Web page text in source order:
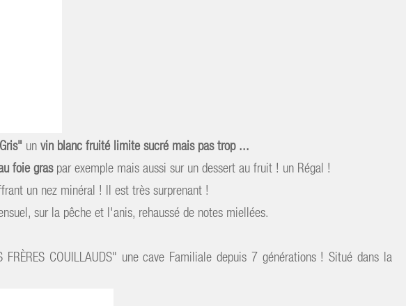
un vin blanc fruité limite sucré mais pas trop ...
foie graspar exemple mais aussi sur un dessert au fruit ! un Régal !
un nez minéral ! Il est très surprenant !
sur la pêche et l'anis, rehaussé de notes miellées.
COUILLAUDS" une cave Familiale depuis 7 générations ! Situé dans la